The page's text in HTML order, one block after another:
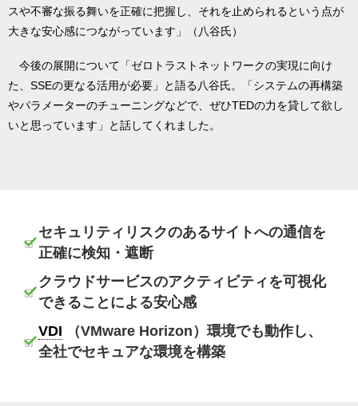
スや不審な振る舞いを正確に把握し、それを止められるという点が
大きな安心感につながっています」（八谷氏）
今後の展開について「ゼロトラストネットワークの実現に向け
た、SSEの更なる活用が必要」と語る八谷氏。「システムの再構築
やパラメーターのチューニングなどで、ぜひTEDの力を貸して欲し
いと思っています」と話してくれました。
セキュリティリスクのあるサイトへの通信を
正確に検知・遮断
クラウドサービスのアクティビティを可視化
できることによる安心感
VDI （VMware Horizon）環境でも動作し、
全社でセキュアな環境を構築